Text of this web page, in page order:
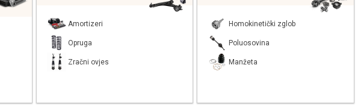
Amortizeri
Opruga
Zračni ovjes
Homokinetički zglob
Poluosovina
Manžeta